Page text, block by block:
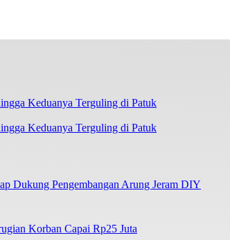
Keduanya Terguling di Patuk
Dukung Pengembangan Arung Jeram DIY
Korban Capai Rp25 Juta